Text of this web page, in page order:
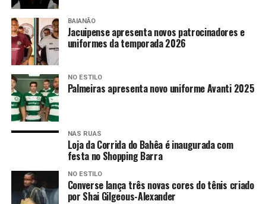
BAIANÃO
Jacuipense apresenta novos patrocinadores e
uniformes da temporada 2026
NO ESTILO
Palmeiras apresenta novo uniforme Avanti 2025
NAS RUAS
Loja da Corrida do Bahêa é inaugurada com
festa no Shopping Barra
NO ESTILO
Converse lança três novas cores do tênis criado
por Shai Gilgeous-Alexander